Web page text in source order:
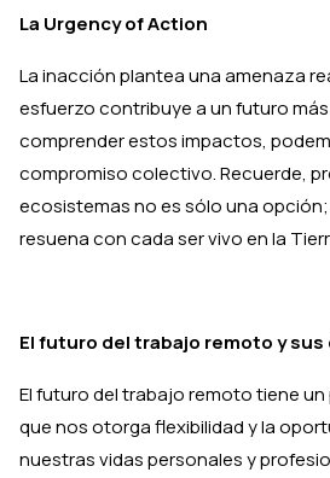
La Urgency of Action
La inacción plantea una amenaza
esfuerzo contribuye a un futuro
comprender estos impactos,
compromiso colectivo. Recuerde,
ecosistemas no es sólo una
resuena con cada ser vivo en la
El futuro del trabajo remoto y
El futuro del trabajo remoto tiene
que nos otorga flexibilidad y la
nuestras vidas personales y